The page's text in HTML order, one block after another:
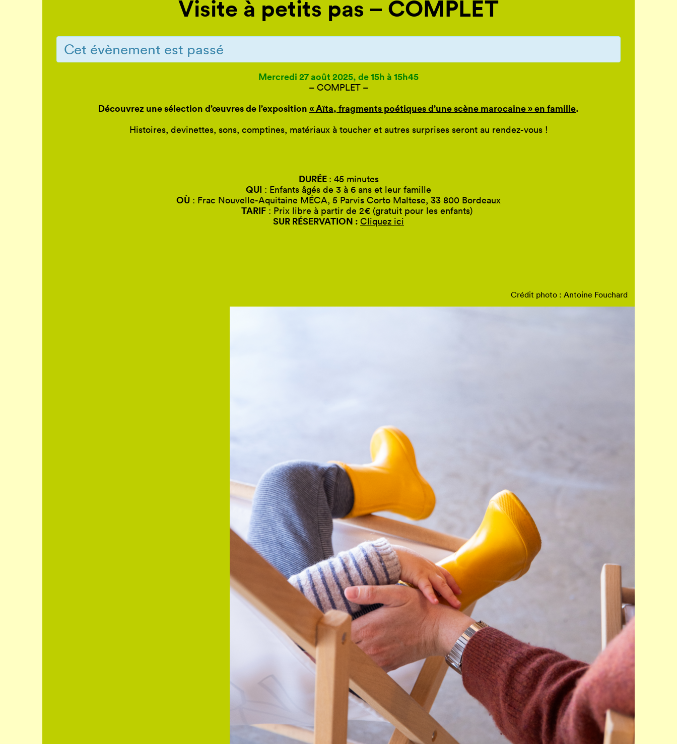
Visite à petits pas – COMPLET
Cet évènement est passé
Mercredi 27 août 2025, de 15h à 15h45
– COMPLET –
Découvrez une sélection d’œuvres de l’exposition « Aïta, fragments poétiques d’une scène marocaine » en famille.
Histoires, devinettes, sons, comptines, matériaux à toucher et autres surprises seront au rendez-vous !
DURÉE : 45 minutes
QUI : Enfants âgés de 3 à 6 ans et leur famille
OÙ : Frac Nouvelle-Aquitaine MÉCA, 5 Parvis Corto Maltese, 33 800 Bordeaux
TARIF: Prix libre à partir de 2€ (gratuit pour les enfants)
SUR RÉSERVATION : Cliquez ici
Crédit photo : Antoine Fouchard